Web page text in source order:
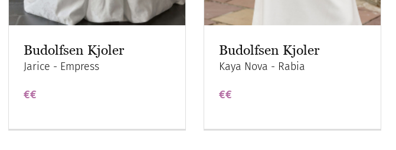
Budolfsen Kjoler
Jarice - Empress
€€
Budolfsen Kjoler
Kaya Nova - Rabia
€€